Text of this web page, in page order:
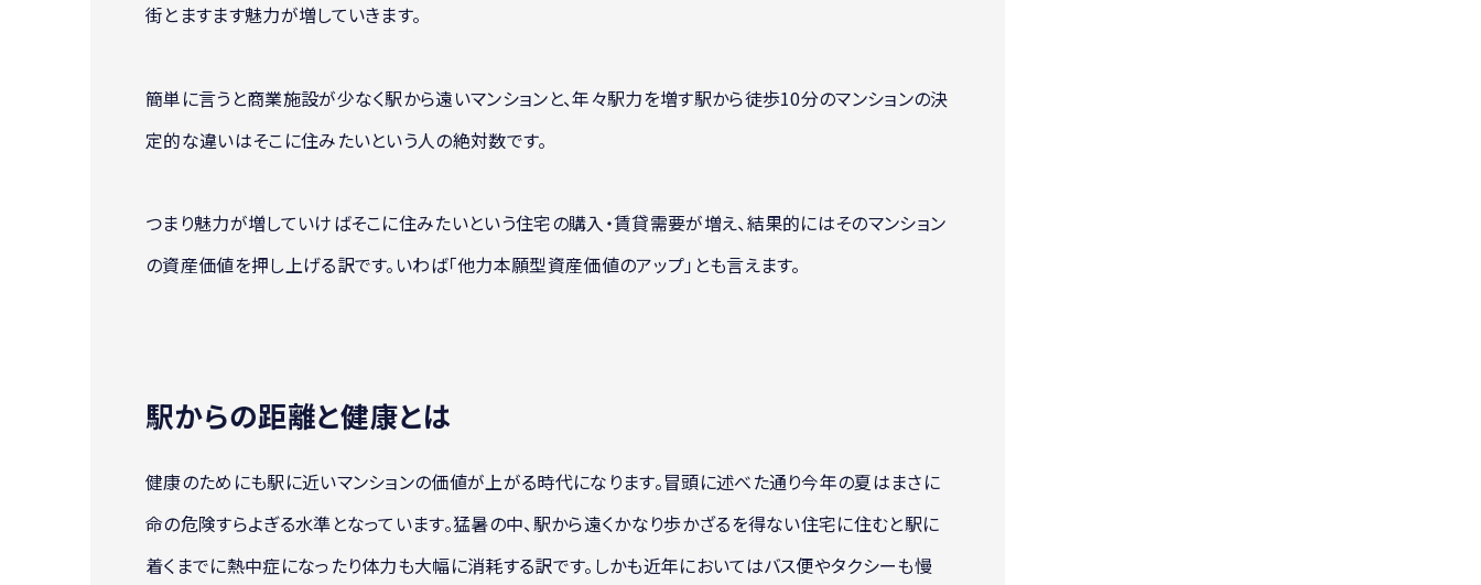
街とますます魅力が増していきます。
簡単に言うと商業施設が少なく駅から遠いマンションと、年々駅力を増す駅から徒歩10分のマンションの決
定的な違いはそこに住みたいという人の絶対数です。
つまり魅力が増していけばそこに住みたいという住宅の購入・賃貸需要が増え、結果的にはそのマンション
の資産価値を押し上げる訳です。いわば「他力本願型資産価値のアップ」とも言えます。
駅からの距離と健康とは
健康のためにも駅に近いマンションの価値が上がる時代になります。冒頭に述べた通り今年の夏はまさに
命の危険すらよぎる水準となっています。猛暑の中、駅から遠くかなり歩かざるを得ない住宅に住むと駅に
着くまでに熱中症になったり体力も大幅に消耗する訳です。しかも近年においてはバス便やタクシーも慢